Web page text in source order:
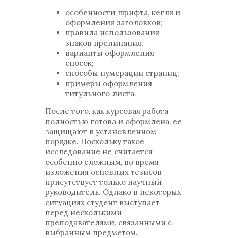
особенности шрифта, кегля и
оформления заголовков;
правила использования
знаков препинания;
варианты оформления
сносок;
способы нумерации страниц;
примеры оформления
титульного листа.
После того, как курсовая работа
полностью готова и оформлена, ее
защищают в установленном
порядке. Поскольку такое
исследование не считается
особенно сложным, во время
изложения основных тезисов
присутствует только научный
руководитель. Однако в некоторых
ситуациях студент выступает
перед несколькими
преподавателями, связанными с
выбранным предметом.